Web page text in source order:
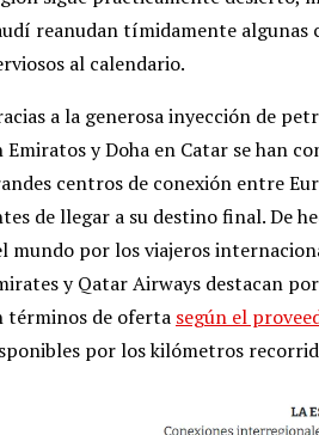
reanudan tímidamente
al calendario.
a la generosa inyección de
Emiratos y Doha en Catar se han
centros de conexión entre
de llegar a su destino final. De
mundo por los viajeros
y Qatar Airways destacan
términos de oferta según el
por los kilómetros